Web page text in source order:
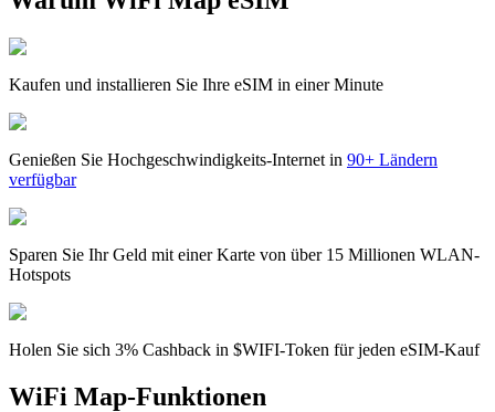
Kaufen und installieren Sie Ihre eSIM in einer Minute
Genießen Sie Hochgeschwindigkeits-Internet in 90+ Ländern
verfügbar
Sparen Sie Ihr Geld mit einer Karte von über 15 Millionen WLAN-
Hotspots
Holen Sie sich 3% Cashback in $WIFI-Token für jeden eSIM-Kauf
WiFi Map-Funktionen